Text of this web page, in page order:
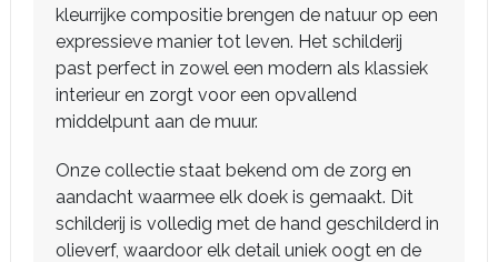
kleurrijke compositie brengen de natuur op een
expressieve manier tot leven. Het schilderij
past perfect in zowel een modern als klassiek
interieur en zorgt voor een opvallend
middelpunt aan de muur.
Onze collectie staat bekend om de zorg en
aandacht waarmee elk doek is gemaakt. Dit
schilderij is volledig met de hand geschilderd in
olieverf, waardoor elk detail uniek oogt en de